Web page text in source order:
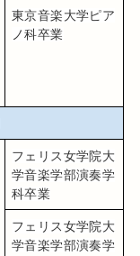
東京音楽大学ピア
ノ科卒業
フェリス女学院大
学音楽学部演奏学
科卒業
フェリス女学院大
学音楽学部演奏学